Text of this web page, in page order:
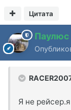
Цитата
Паулюс
Я не